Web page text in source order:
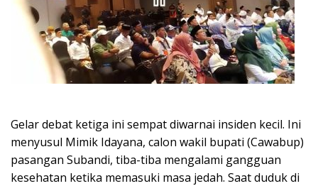
Gelar debat ketiga ini sempat diwarnai insiden kecil. Ini
menyusul Mimik Idayana, calon wakil bupati (Cawabup)
pasangan Subandi, tiba-tiba mengalami gangguan
kesehatan ketika memasuki masa jedah. Saat duduk di